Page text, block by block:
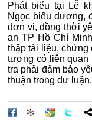
Phát biểu tại Lễ
Ngọc biểu dương,
đơn vị, đồng thời
an TP Hồ Chí
thập tài liệu, chứng
tượng có liên quan
tra phải đảm bảo
thuận trong dư